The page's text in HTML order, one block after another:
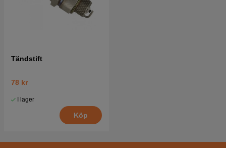
Tändstift
78 kr
I lager
Köp